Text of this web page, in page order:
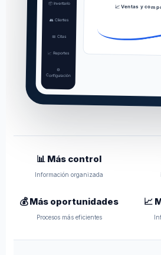
📦 Inventario
👥 Clientes
📅 Citas
📈 Reportes
⚙️
Configuración
📈 Ventas y
📊 Más control
Información organizada
💰 Más oportunidades
Procesos más eficientes
📈